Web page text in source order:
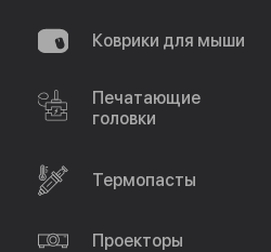
Коврики для мыши
Печатающие
головки
Термопасты
Проекторы